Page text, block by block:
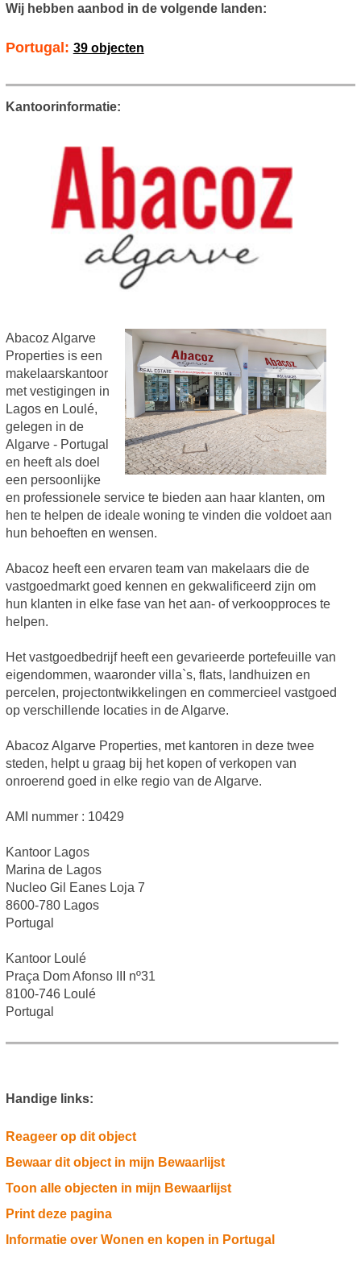
Wij hebben aanbod in de volgende landen:
Portugal: 39 objecten
Kantoorinformatie:
Abacoz Algarve
Properties is een
makelaarskantoor
met vestigingen in
Lagos en Loulé,
gelegen in de
Algarve - Portugal
en heeft als doel
een persoonlijke
en professionele service te bieden aan haar klanten, om
hen te helpen de ideale woning te vinden die voldoet aan
hun behoeften en wensen.
Abacoz heeft een ervaren team van makelaars die de
vastgoedmarkt goed kennen en gekwalificeerd zijn om
hun klanten in elke fase van het aan- of verkoopproces te
helpen.
Het vastgoedbedrijf heeft een gevarieerde portefeuille van
eigendommen, waaronder villa`s, flats, landhuizen en
percelen, projectontwikkelingen en commercieel vastgoed
op verschillende locaties in de Algarve.
Abacoz Algarve Properties, met kantoren in deze twee
steden, helpt u graag bij het kopen of verkopen van
onroerend goed in elke regio van de Algarve.
AMI nummer : 10429
Kantoor Lagos
Marina de Lagos
Nucleo Gil Eanes Loja 7
8600-780 Lagos
Portugal
Kantoor Loulé
Praça Dom Afonso III nº31
8100-746 Loulé
Portugal
Handige links:
Reageer op dit object
Bewaar dit object in mijn Bewaarlijst
Toon alle objecten in mijn Bewaarlijst
Print deze pagina
Informatie over Wonen en kopen in Portugal